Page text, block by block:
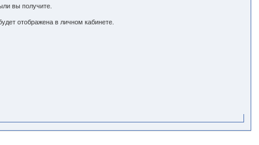
вы получите.
отображена в личном кабинете.